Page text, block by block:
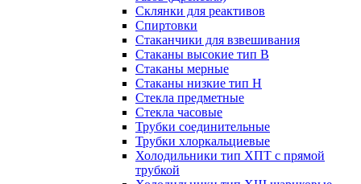
Склянки для реактивов
Спиртовки
Стаканчики для взвешивания
Стаканы высокие тип В
Стаканы мерные
Стаканы низкие тип Н
Стекла предметные
Стекла часовые
Трубки соединительные
Трубки хлоркальциевые
Холодильники тип ХПТ с прямой
трубкой